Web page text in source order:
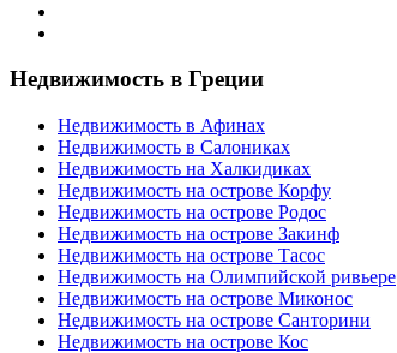
Недвижимость в Греции
Недвижимость в Афинах
Недвижимость в Салониках
Недвижимость на Халкидиках
Недвижимость на острове Корфу
Недвижимость на острове Родос
Недвижимость на острове Закинф
Недвижимость на острове Тасос
Недвижимость на Олимпийской ривьере
Недвижимость на острове Миконос
Недвижимость на острове Санторини
Недвижимость на острове Кос